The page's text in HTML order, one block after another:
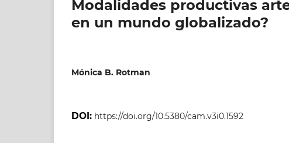
Modalidades productivas
en un mundo globalizado?
Mónica B. Rotman
DOI: https://doi.org/10.5380/cam.v3i0.1592